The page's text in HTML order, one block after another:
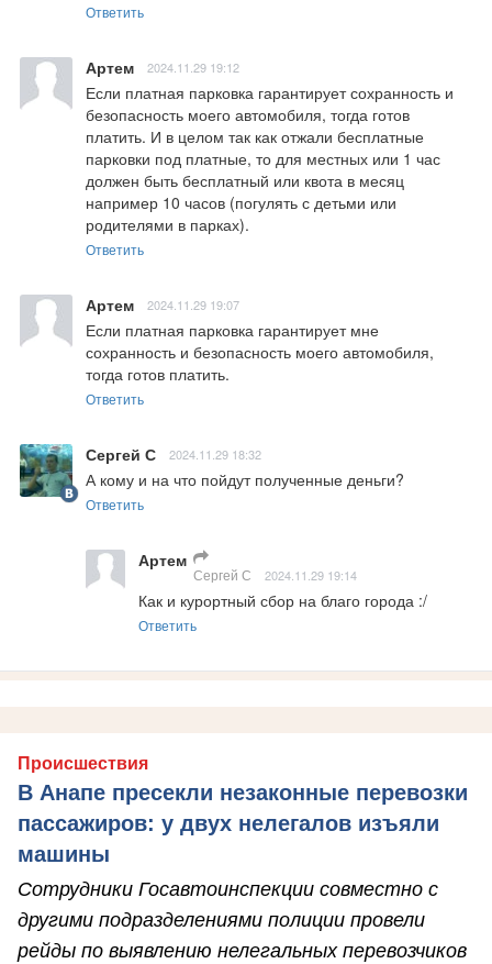
Ответить
Артем 2024.11.29 19:12
Если платная парковка гарантирует сохранность и
безопасность моего автомобиля, тогда готов
платить. И в целом так как отжали бесплатные
парковки под платные, то для местных или 1 час
должен быть бесплатный или квота в месяц
например 10 часов (погулять с детьми или
родителями в парках).
Ответить
Артем 2024.11.29 19:07
Если платная парковка гарантирует мне
сохранность и безопасность моего автомобиля,
тогда готов платить.
Ответить
Сергей С 2024.11.29 18:32
А кому и на что пойдут полученные деньги?
Ответить
Артем
Сергей С 2024.11.29 19:14
Как и курортный сбор на благо города :/
Ответить
Происшествия
В Анапе пресекли незаконные перевозки
пассажиров: у двух нелегалов изъяли
машины
Сотрудники Госавтоинспекции совместно с
другими подразделениями полиции провели
рейды по выявлению нелегальных перевозчиков